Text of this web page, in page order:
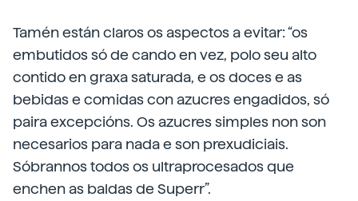
Tamén están claros os aspectos a evitar: “os
embutidos só de cando en vez, polo seu alto
contido en graxa saturada, e os doces e as
bebidas e comidas con azucres engadidos, só
paira excepcións. Os azucres simples non son
necesarios para nada e son prexudiciais.
Sóbrannos todos os ultraprocesados que
enchen as baldas de Superr”.